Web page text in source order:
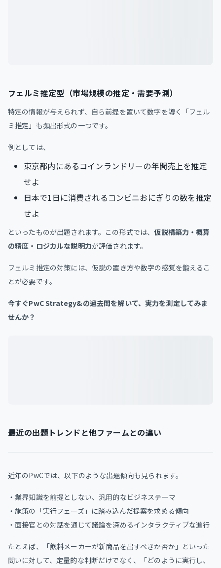
フェルミ推定型（市場規模の推定・需要予測）
特定の情報が与えられず、自ら前提を置いて数字を導く「フェル
ミ推定」も頻出形式の一つです。
例としては、
東京都内にあるコインランドリーの年間売上を推定
せよ
日本で1日に消費されるコンビニおにぎりの数を推定
せよ
といったものが出題されます。この形式では、仮説構築力・概算
の精度・ロジカルな説明力が評価されます。
フェルミ推定の対策には、仮説の置き方や数字の感覚を鍛えるこ
とが必要です。
今すぐPwC Strategy&の過去問を解いて、実力を測定してみま
せんか？
最近の出題トレンドと他ファームとの違い
近年のPwCでは、以下のような出題傾向も見られます。
・業界知識を前提としない、汎用的なビジネステーマ
・施策の「実行フェーズ」に踏み込んだ提案を求める傾向
・面接官との対話を通じて議論を深めるインタラクティブな進行
たとえば、「飲料メーカーが新商品を出すべきか否か」といった
問いに対して、定量的な判断だけでなく、「どのように実行し、